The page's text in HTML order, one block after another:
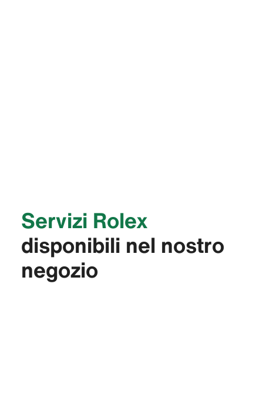
Servizi Rolex
disponibili nel nostro
negozio